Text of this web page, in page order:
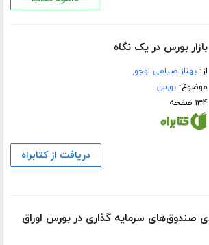
بورس در یک نگاه
از:بهناز صیامی اوجور
موضوع:بورس
۱۳۴ صفحه
دریافت از کتابراه
صندوق‌های سرمایه گذاری در بورس اوراق